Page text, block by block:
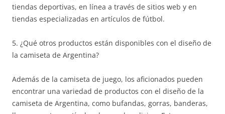
tiendas deportivas, en línea a través de sitios web y en
tiendas especializadas en artículos de fútbol.
5. ¿Qué otros productos están disponibles con el diseño de
la camiseta de Argentina?
Además de la camiseta de juego, los aficionados pueden
encontrar una variedad de productos con el diseño de la
camiseta de Argentina, como bufandas, gorras, banderas,